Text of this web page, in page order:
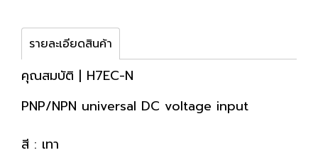
รายละเอียดสินค้า
คุณสมบัติ | H7EC-N
PNP/NPN universal DC voltage input
สี : เทา